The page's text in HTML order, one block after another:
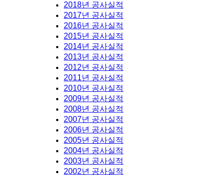
2018년 공사실적
2017년 공사실적
2016년 공사실적
2015년 공사실적
2014년 공사실적
2013년 공사실적
2012년 공사실적
2011년 공사실적
2010년 공사실적
2009년 공사실적
2008년 공사실적
2007년 공사실적
2006년 공사실적
2005년 공사실적
2004년 공사실적
2003년 공사실적
2002년 공사실적